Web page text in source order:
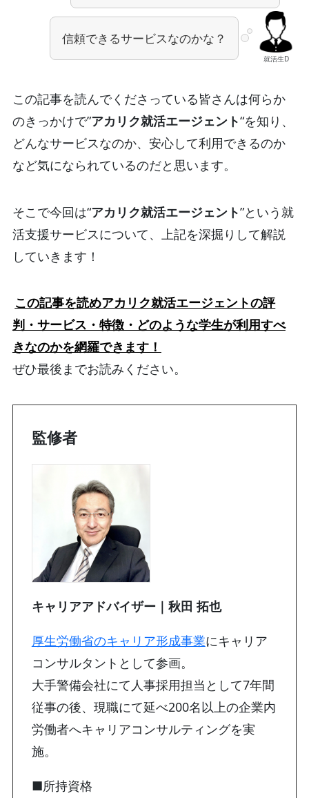
就活生D
信頼できるサービスなのかな？
この記事を読んでくださっている皆さんは何らか
のきっかけで”アカリク就活エージェント“を知り、
どんなサービスなのか、安心して利用できるのか
など気になられているのだと思います。
そこで今回は“アカリク就活エージェント”という就
活支援サービスについて、上記を深掘りして解説
していきます！
この記事を読めアカリク就活エージェントの評
判・サービス・特徴・どのような学生が利用すべ
きなのかを網羅できます！
ぜひ最後までお読みください。
監修者
キャリアアドバイザー｜秋田 拓也
厚生労働省のキャリア形成事業にキャリア
コンサルタントとして参画。
大手警備会社にて人事採用担当として7年間
従事の後、現職にて延べ200名以上の企業内
労働者へキャリアコンサルティングを実
施。
■所持資格